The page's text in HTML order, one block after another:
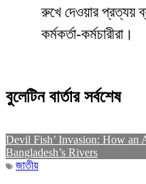
রুখে দেওয়ার প্রত্যয়
কর্মকর্তা-কর্মচারীরা।
বুলেটিন বার্তার সর্বশেষ
Devil Fish’ Invasion: How an
Bangladesh’s Rivers
জাতীয়